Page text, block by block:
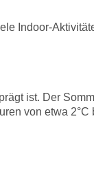
Indoor-
ist. Der
von etwa 2°C